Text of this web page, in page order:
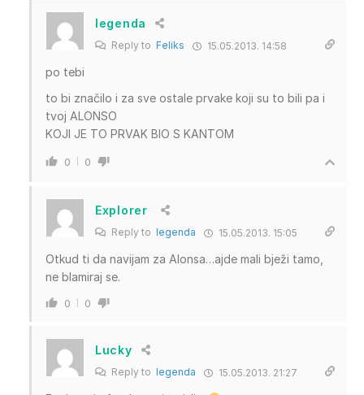
legenda
Reply to Feliks 15.05.2013. 14:58
po tebi
to bi značilo i za sve ostale prvake koji su to bili pa i
tvoj ALONSO
KOJI JE TO PRVAK BIO S KANTOM
0 0
Explorer
Reply to legenda 15.05.2013. 15:05
Otkud ti da navijam za Alonsa…ajde mali bježi tamo,
ne blamiraj se.
0 0
Lucky
Reply to legenda 15.05.2013. 21:27